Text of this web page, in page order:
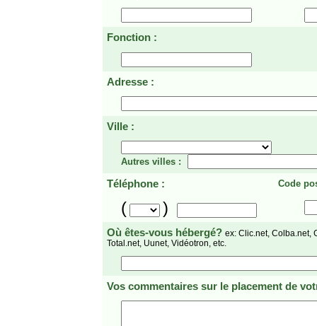
Fonction :
Adresse :
Ville :
Autres villes :
Téléphone : Code
( )
Où êtes-vous hébergé? ex: Clic.net, Colba.net,
Total.net, Uunet, Vidéotron, etc.
Vos commentaires sur le placement de